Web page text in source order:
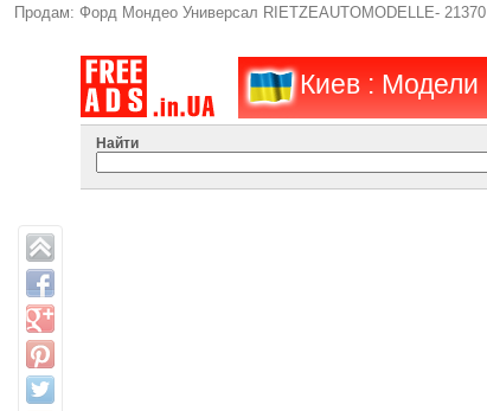
Продам: Форд Мондео Универсал RIETZEAUTOMODELLE-
Киев :
Найти